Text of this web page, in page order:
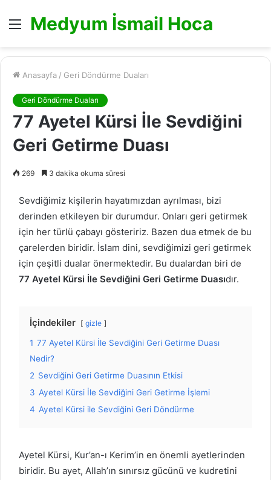
MenüMedyum İsmail Hoca
Anasayfa / Geri Döndürme Duaları
Geri Döndürme Duaları
77 Ayetel Kürsi İle Sevdiğini
Geri Getirme Duası
269 3 dakika okuma süresi
Sevdiğimiz kişilerin hayatımızdan ayrılması, bizi
derinden etkileyen bir durumdur. Onları geri getirmek
için her türlü çabayı gösteririz. Bazen dua etmek de bu
çarelerden biridir. İslam dini, sevdiğimizi geri getirmek
için çeşitli dualar önermektedir. Bu dualardan biri de
77 Ayetel Kürsi İle Sevdiğini Geri Getirme Duasıdır.
İçindekiler gizle
1 77 Ayetel Kürsi İle Sevdiğini Geri Getirme Duası
Nedir?
2 Sevdiğini Geri Getirme Duasının Etkisi
3 Ayetel Kürsi İle Sevdiğini Geri Getirme İşlemi
4 Ayetel Kürsi ile Sevdiğini Geri Döndürme
Ayetel Kürsi, Kur’an-ı Kerim’in en önemli ayetlerinden
biridir. Bu ayet, Allah’ın sınırsız gücünü ve kudretini